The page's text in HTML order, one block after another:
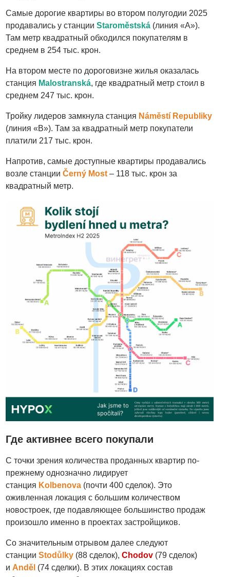
Самые дорогие квартиры во втором полугодии 2025
продавались у станцииStaroměstská (линия «А»).
Там метр квадратный обходился покупателям в
среднем в 254 тыс. крон.
На втором месте по дороговизне жилья оказалась
станция Malostranská, где квадратный метр стоил в
среднем 247 тыс. крон.
Тройку лидеров замкнула станция Náměstí Republiky
(линия «B»). Там за квадратный метр покупатели
платили 217 тыс. крон.
Напротив, самые доступные квартиры продавались
возле станцииČerný Most – 118 тыс. крон за
квадратный метр.
Где активнее всего покупали
С точки зрения количества проданных квартир по-
прежнему однозначно лидирует
станция Kolbenova (почти 400 сделок). Это
оживленная локация с большим количеством
новостроек, где подавляющее большинство продаж
произошло именно в проектах застройщиков.
Со значительным отрывом далее следуют
станцииStodůlky (88 сделок),Chodov (79 сделок)
и Anděl (74 сделки). В этих локациях состав